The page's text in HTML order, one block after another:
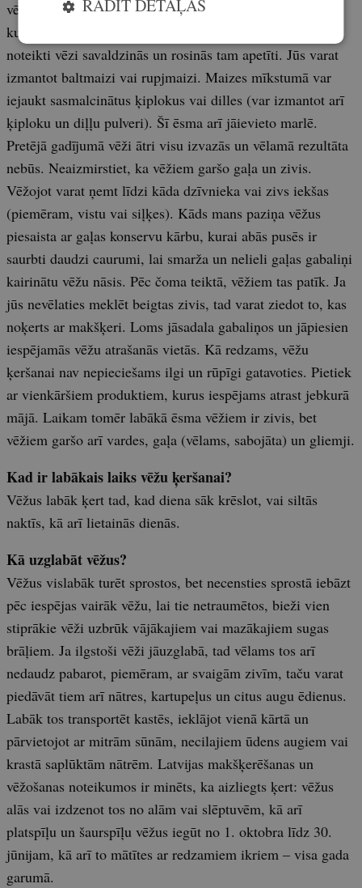
vēži ēd arī citu barību, piemēram, tie varētu būt zirņi,
kurus vajadzētu ietīt marlē un ievietot krītiņā. Zirņi
noteikti vēzi savaldzinās un rosinās tam apetīti. Jūs varat
izmantot baltmaizi vai rupj­maizi. Maizes mīkstumā var
iejaukt sasmalcinātus ķiplokus vai dilles (var izmantot arī
ķiploku un diļļu pulveri). Šī ēsma arī jāievieto marlē.
Pretējā gadījumā vēži ātri visu izvazās un vēlamā rezultāta
nebūs. Neaizmirstiet, ka vēžiem garšo gaļa un zivis.
Vēžojot varat ņemt līdzi kāda dzīvnieka vai zivs iekšas
(piemēram, vistu vai siļķes). Kāds mans paziņa vēžus
piesaista ar gaļas konservu kārbu, kurai abās pusēs ir
saurbti daudzi caurumi, lai smarža un nelieli gaļas gabaliņi
kairinātu vēžu nāsis. Pēc čoma teiktā, vēžiem tas patīk. Ja
jūs nevēlaties meklēt beigtas zivis, tad varat ziedot to, kas
noķerts ar makšķeri. Loms jāsadala gabaliņos un jāpiesien
iespējamās vēžu atrašanās vietās. Kā redzams, vēžu
ķeršanai nav nepieciešams ilgi un rūpīgi gatavoties. Pietiek
ar vienkāršiem produktiem, kurus iespējams atrast jebkurā
mājā. Laikam tomēr labākā ēsma vēžiem ir zivis, bet
vēžiem garšo arī vardes, gaļa (vēlams, sabojāta) un gliemji.
Kad ir labākais laiks vēžu ķeršanai?
Vēžus labāk ķert tad, kad diena sāk krēslot, vai siltās
naktīs, kā arī lietainās dienās.
Kā uzglabāt vēžus?
Vēžus vislabāk turēt sprostos, bet necensties sprostā iebāzt
pēc iespējas vairāk vēžu, lai tie netraumētos, bieži vien
stiprākie vēži uzbrūk vājākajiem vai mazākajiem sugas
brāļiem. Ja ilgstoši vēži jāuzglabā, tad vēlams tos arī
nedaudz pabarot, piemēram, ar svaigām zivīm, taču varat
piedāvāt tiem arī nātres, kartupeļus un citus augu ēdienus.
Labāk tos transportēt kastēs, ieklājot vienā kārtā un
pārvietojot ar mitrām sūnām, necilajiem ūdens augiem vai
krastā saplūktām nātrēm. Latvijas makšķerēšanas un
vēžošanas noteikumos ir minēts, ka aizliegts ķert: vēžus
alās vai izdzenot tos no alām vai slēptuvēm, kā arī
platspīļu un šaurspīļu vēžus iegūt no 1. oktobra līdz 30.
jūnijam, kā arī to mātītes ar redzamiem ikriem – visa gada
garumā.
RĀDĪT DETAĻAS